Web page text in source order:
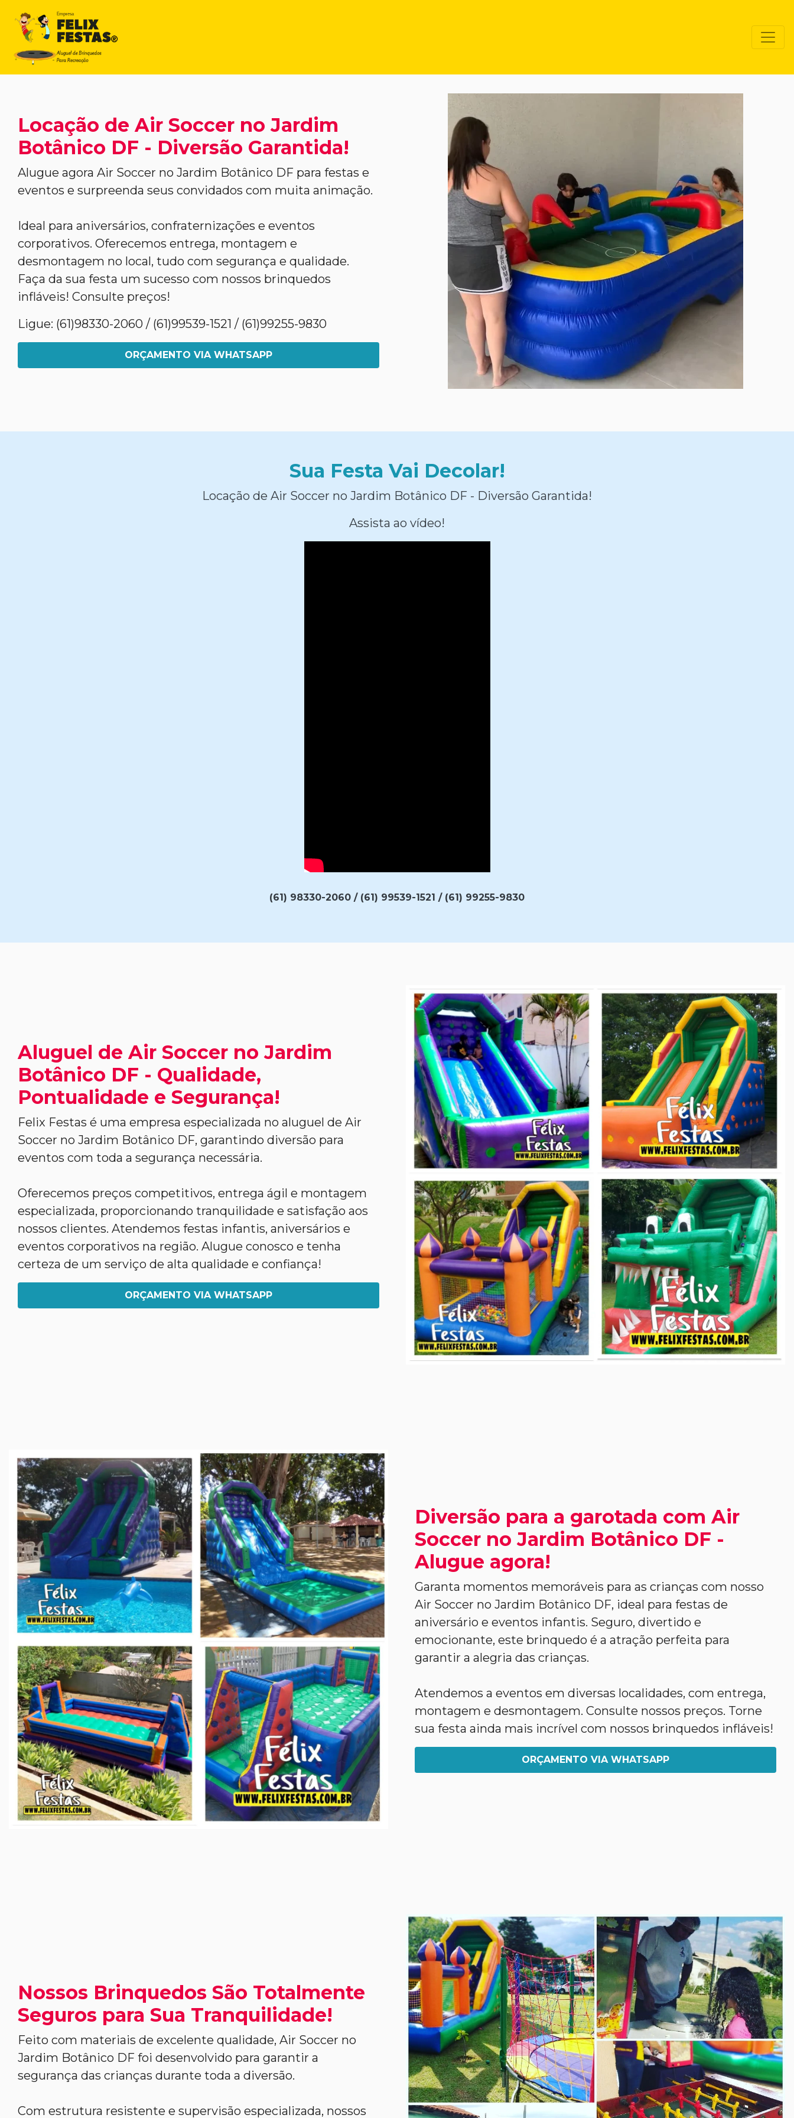
Locação de Air Soccer no Jardim
Botânico DF - Diversão Garantida!
Alugue agora Air Soccer no Jardim Botânico DF para festas e
eventos e surpreenda seus convidados com muita animação.
Ideal para aniversários, confraternizações e eventos
corporativos. Oferecemos entrega, montagem e
desmontagem no local, tudo com segurança e qualidade.
Faça da sua festa um sucesso com nossos brinquedos
infláveis! Consulte preços!
Ligue: (61)98330-2060 / (61)99539-1521 / (61)99255-9830
ORÇAMENTO VIA WHATSAPP
Sua Festa Vai Decolar!
Locação de Air Soccer no Jardim Botânico DF - Diversão Garantida!
Assista ao vídeo!
(61) 98330-2060 / (61) 99539-1521 / (61) 99255-9830
Aluguel de Air Soccer no Jardim
Botânico DF - Qualidade,
Pontualidade e Segurança!
Felix Festas é uma empresa especializada no aluguel de Air
Soccer no Jardim Botânico DF, garantindo diversão para
eventos com toda a segurança necessária.
Oferecemos preços competitivos, entrega ágil e montagem
especializada, proporcionando tranquilidade e satisfação aos
nossos clientes. Atendemos festas infantis, aniversários e
eventos corporativos na região. Alugue conosco e tenha
certeza de um serviço de alta qualidade e confiança!
ORÇAMENTO VIA WHATSAPP
Diversão para a garotada com Air
Soccer no Jardim Botânico DF -
Alugue agora!
Garanta momentos memoráveis para as crianças com nosso
Air Soccer no Jardim Botânico DF, ideal para festas de
aniversário e eventos infantis. Seguro, divertido e
emocionante, este brinquedo é a atração perfeita para
garantir a alegria das crianças.
Atendemos a eventos em diversas localidades, com entrega,
montagem e desmontagem. Consulte nossos preços. Torne
sua festa ainda mais incrível com nossos brinquedos infláveis!
ORÇAMENTO VIA WHATSAPP
Nossos Brinquedos São Totalmente
Seguros para Sua Tranquilidade!
Feito com materiais de excelente qualidade, Air Soccer no
Jardim Botânico DF foi desenvolvido para garantir a
segurança das crianças durante toda a diversão.
Com estrutura resistente e supervisão especializada, nossos